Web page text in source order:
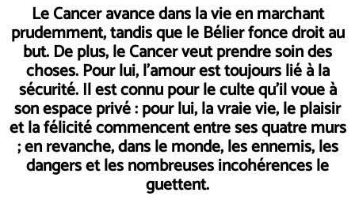
Le Cancer avance dans la vie en marchant
prudemment, tandis que le Bélier fonce droit au
but. De plus, le Cancer veut prendre soin des
choses. Pour lui, l'amour est toujours lié à la
sécurité. Il est connu pour le culte qu'il voue à
son espace privé : pour lui, la vraie vie, le plaisir
et la félicité commencent entre ses quatre murs
; en revanche, dans le monde, les ennemis, les
dangers et les nombreuses incohérences le
guettent.